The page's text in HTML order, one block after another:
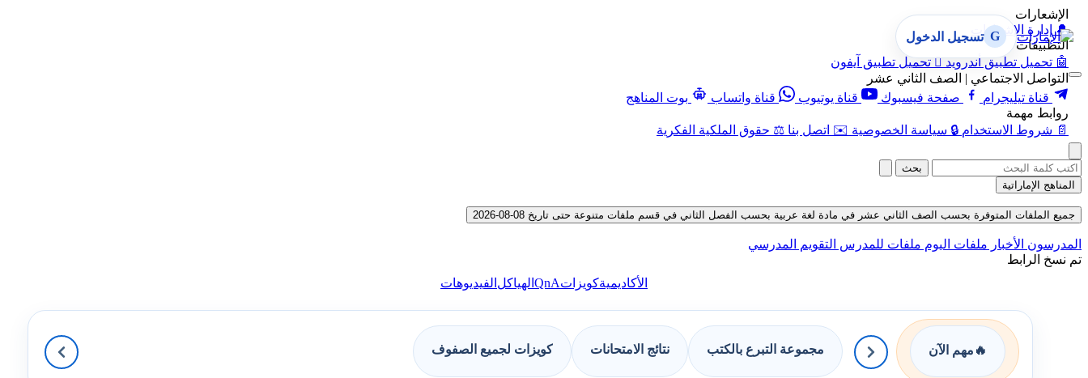
الإشعارات
🔔 إدارة الإشعارات
التطبيقات
🤖 تحميل تطبيق أندرويد  تحميل تطبيق آيفون
التواصل الاجتماعي | الصف الثاني عشر
قناة تيليجرام
صفحة فيسبوك قناة يوتيوب قناة واتساب
بوت المناهج
روابط مهمة
📄 شروط الاستخدام 🔒 سياسة الخصوصية ✉️ اتصل بنا ⚖️ حقوق الملكية الفكرية
G تسجيل الدخول
بحث
المناهج الإماراتية
جميع الملفات المتوفرة بحسب الصف الثاني عشر في مادة لغة عربية بحسب الفصل الثاني في قسم ملفات متنوعة حتى تاريخ 08-08-2026
المدرسون الأخبار ملفات اليوم ملفات للمدرس التقويم المدرسي
تم نسخ الرابط
الأكاديميةكويزاتQnA الهياكل الفيديوهات
🔥 مهم الآن مجموعة التبرع بالكتب نتائج الامتحانات كويزات لجميع الصفوف